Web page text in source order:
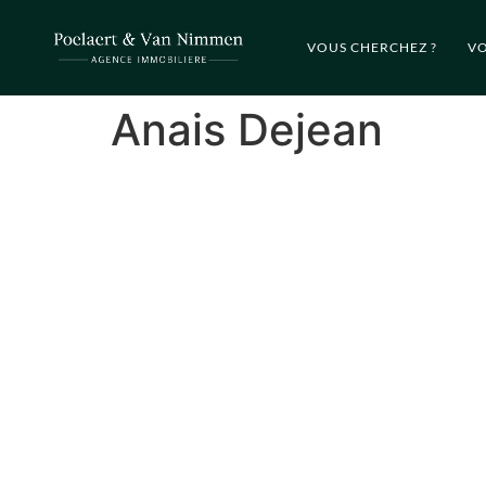
VOUS CHERCHEZ ?
Anais Dejean